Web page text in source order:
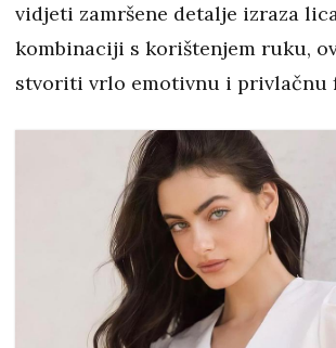
vidjeti zamršene detalje izraza
kombinaciji s korištenjem ruku,
stvoriti vrlo emotivnu i privlačnu